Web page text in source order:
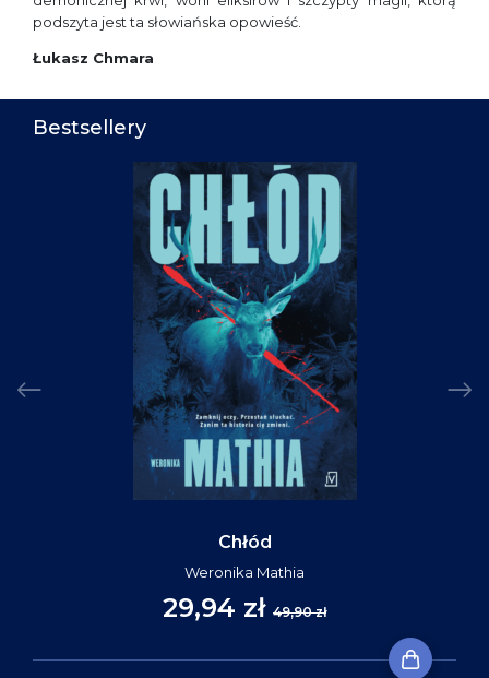
podszyta jest ta słowiańska opowieść.
Łukasz Chmara
Bestsellery
Chłód
Weronika Mathia
29,94 zł 49,90 zł